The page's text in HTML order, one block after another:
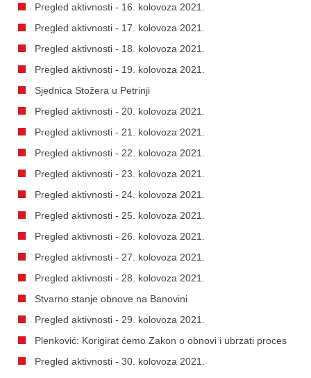
Pregled aktivnosti - 16. kolovoza 2021.
Pregled aktivnosti - 17. kolovoza 2021.
Pregled aktivnosti - 18. kolovoza 2021.
Pregled aktivnosti - 19. kolovoza 2021.
Sjednica Stožera u Petrinji
Pregled aktivnosti - 20. kolovoza 2021.
Pregled aktivnosti - 21. kolovoza 2021.
Pregled aktivnosti - 22. kolovoza 2021.
Pregled aktivnosti - 23. kolovoza 2021.
Pregled aktivnosti - 24. kolovoza 2021.
Pregled aktivnosti - 25. kolovoza 2021.
Pregled aktivnosti - 26. kolovoza 2021.
Pregled aktivnosti - 27. kolovoza 2021.
Pregled aktivnosti - 28. kolovoza 2021.
Stvarno stanje obnove na Banovini
Pregled aktivnosti - 29. kolovoza 2021.
Plenković: Korigirat ćemo Zakon o obnovi i ubrzati proces
Pregled aktivnosti - 30. kolovoza 2021.